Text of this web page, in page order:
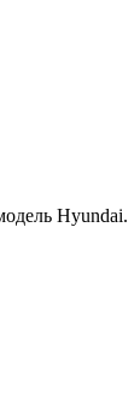
Hyundai.